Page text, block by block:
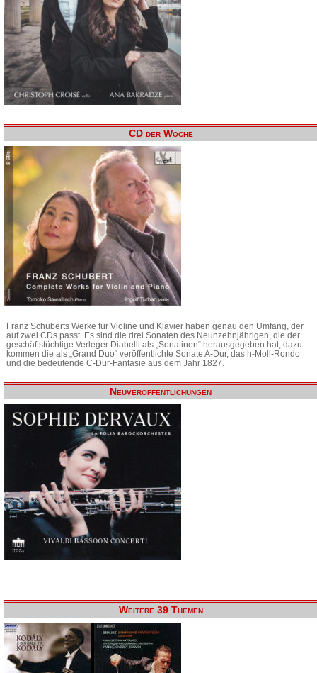
CD der Woche
Franz Schuberts Werke für Violine und Klavier haben genau den Umfang, der
auf zwei CDs passt. Es sind die drei Sonaten des Neunzehnjährigen, die der
geschäftstüchtige Verleger Diabelli als „Sonatinen“ herausgegeben hat, dazu
kommen die als „Grand Duo“ veröffentlichte Sonate A-Dur, das h-Moll-Rondo
und die bedeutende C-Dur-Fantasie aus dem Jahr 1827.
Neuveröffentlichungen
Weitere 39 Themen